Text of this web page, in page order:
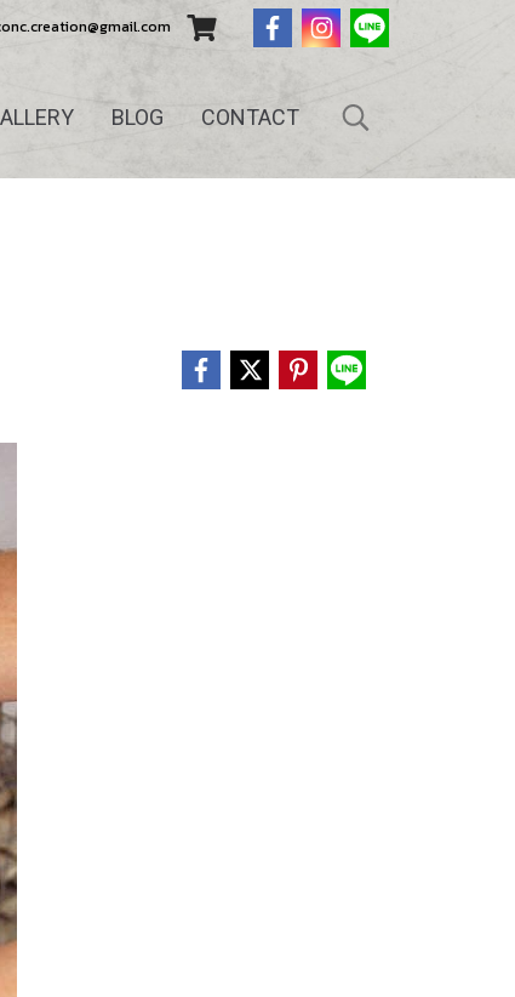
BLOG CONTACT